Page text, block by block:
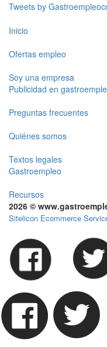
Tweets by
Inicio
Ofertas empleo
Soy una empresa
Publicidad en
Preguntas frecuentes
Quiénes somos
Textos legales
Gastroempleo
Recursos
2026 ©
Sitelicon Ecommerce